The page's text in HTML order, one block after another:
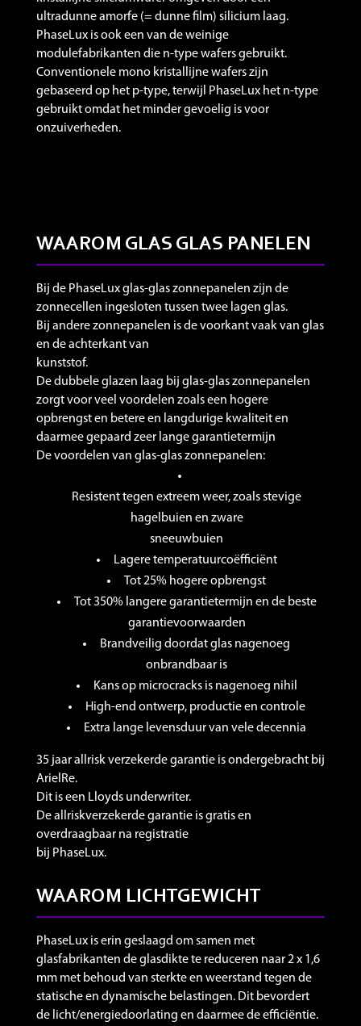
ultradunne amorfe (= dunne film) silicium laag.
PhaseLux is ook een van de weinige
modulefabrikanten die n-type wafers gebruikt.
Conventionele mono kristallijne wafers zijn
gebaseerd op het p-type, terwijl PhaseLux het n-type
gebruikt omdat het minder gevoelig is voor
onzuiverheden.
WAAROM GLAS GLAS PANELEN
Bij de PhaseLux glas-glas zonnepanelen zijn de
zonnecellen ingesloten tussen twee lagen glas.
Bij andere zonnepanelen is de voorkant vaak van glas
en de achterkant van
kunststof.
De dubbele glazen laag bij glas-glas zonnepanelen
zorgt voor veel voordelen zoals een hogere
opbrengst en betere en langdurige kwaliteit en
daarmee gepaard zeer lange garantietermijn
De voordelen van glas-glas zonnepanelen:
Resistent tegen extreem weer, zoals stevige
hagelbuien en zware
sneeuwbuien
Lagere temperatuurcoëfficiënt
Tot 25% hogere opbrengst
Tot 350% langere garantietermijn en de beste
garantievoorwaarden
Brandveilig doordat glas nagenoeg
onbrandbaar is
Kans op microcracks is nagenoeg nihil
High-end ontwerp, productie en controle
Extra lange levensduur van vele decennia
35 jaar allrisk verzekerde garantie is ondergebracht bij
ArielRe.
Dit is een Lloyds underwriter.
De allriskverzekerde garantie is gratis en
overdraagbaar na registratie
bij PhaseLux.
WAAROM LICHTGEWICHT
PhaseLux is erin geslaagd om samen met
glasfabrikanten de glasdikte te reduceren naar 2 x 1,6
mm met behoud van sterkte en weerstand tegen de
statische en dynamische belastingen. Dit bevordert
de licht/energiedoorlating en daarmee de efficiëntie.